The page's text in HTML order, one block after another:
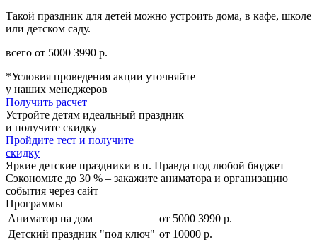
Такой праздник для детей можно устроить дома, в кафе, школе
или детском саду.
всего от 5000 3990 р.
*Условия проведения акции уточняйте
у наших менеджеров
Получить расчет
Устройте детям идеальный праздник
и получите скидку
Пройдите тест и получите
скидку
Яркие детские праздники в п. Правда под любой бюджет
Сэкономьте до 30 % – закажите аниматора и организацию
события через сайт
Программы
Аниматор на дом
от 5000 3990 р.
Детский праздник "под ключ" от 10000 р.